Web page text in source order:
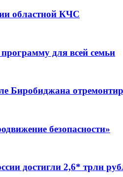
областной КЧС
для всей семьи
Биробиджана
безопасности»
достигли 2,6* трлн